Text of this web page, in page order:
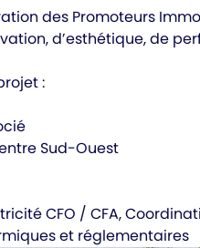
des Promoteurs
d’esthétique, de
:
Sud-Ouest
CFO / CFA,
et réglementaires